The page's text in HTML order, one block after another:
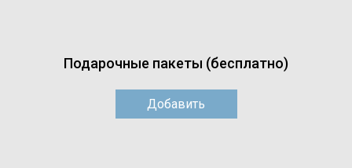
Подарочные пакеты (бесплатно)